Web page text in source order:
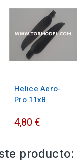
Helice Aero-
Pro 11x8
4,80 €
producto: